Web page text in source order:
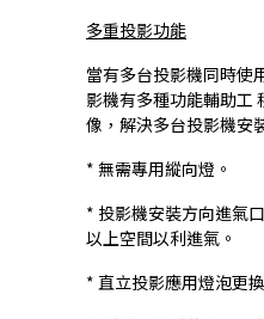
多重投影功能
當有多台投影機同時使
影機有多種功能輔助工
像，解決多台投影機安
* 無需專用縱向燈。
* 投影機安裝方向進氣
以上空間以利進氣。
* 直立投影應用燈泡更